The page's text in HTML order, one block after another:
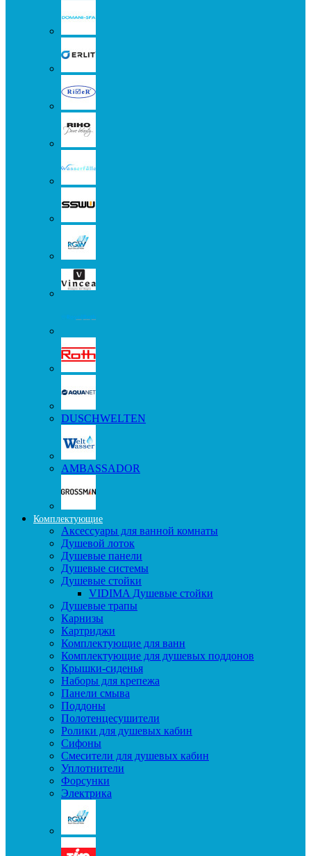
DUSCHWELTEN
AMBASSADOR
Комплектующие
Аксессуары для ванной комнаты
Душевой лоток
Душевые панели
Душевые системы
Душевые стойки
VIDIMA Душевые стойки
Душевые трапы
Карнизы
Картриджи
Комплектующие для ванн
Комплектующие для душевых поддонов
Крышки-сиденья
Наборы для крепежа
Панели смыва
Поддоны
Полотенцесушители
Ролики для душевых кабин
Сифоны
Смесители для душевых кабин
Уплотнители
Форсунки
Электрика